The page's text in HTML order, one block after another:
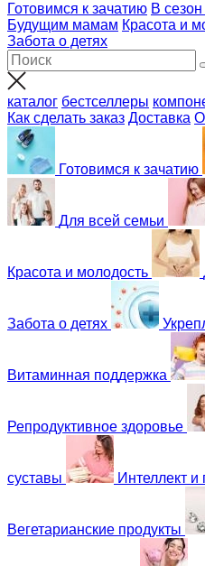
Готовимся к зачатию В сезон
Будущим мамам Красота и
Забота о детях
каталог бестселлеры
Как сделать заказ Доставка
Готовимся к зачатию
Для всей семьи
Красота и молодость
Забота о детях
Витаминная поддержка
Репродуктивное здоровье
суставы Интеллект и
Вегетарианские продукты